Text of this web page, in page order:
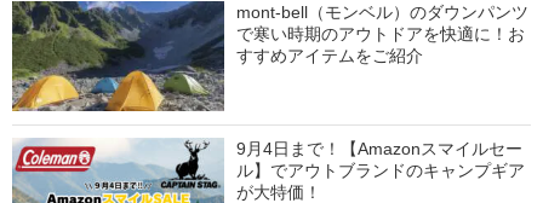
mont-bell（モンベル）のダウンパンツ
で寒い時期のアウトドアを快適に！お
すすめアイテムをご紹介
9月4日まで！【Amazonスマイルセー
ル】でアウトブランドのキャンプギア
が大特価！